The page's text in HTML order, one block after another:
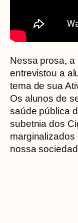
Nessa prosa,
entrevistou a
tema de sua
Os alunos de
saúde pública
subetnia dos
marginalizados
nossa